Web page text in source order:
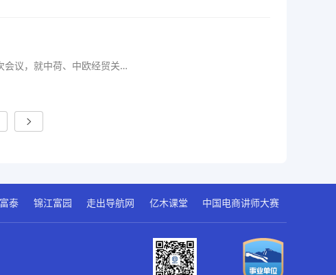
议，就中荷、中欧经贸关
泰 锦江富园 走出导航网 亿木课堂 中国电商讲师大赛